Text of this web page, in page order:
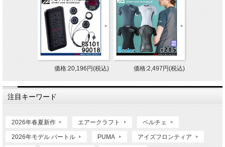
価格:20,196円(税込) 価格:2,497円(税込)
注目キーワード
2026年春夏新作 エアークラフト ペルチェ
2026年モデル バートル PUMA アイズフロンティア